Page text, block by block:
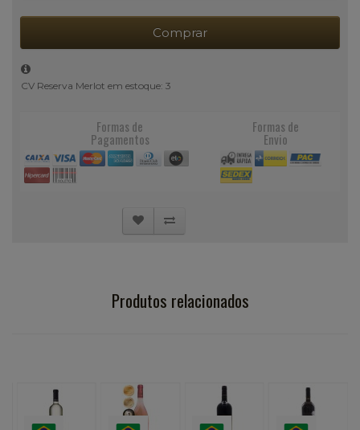
Comprar
CV Reserva Merlot em estoque: 3
Formas de
Pagamentos
Formas de
Envio
Produtos relacionados